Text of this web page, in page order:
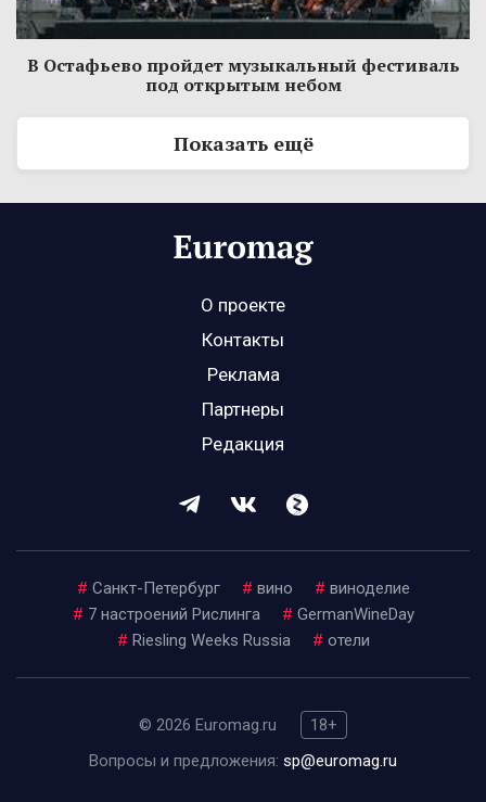
В Остафьево пройдет музыкальный фестиваль
под открытым небом
Показать ещё
О проекте
Контакты
Реклама
Партнеры
Редакция
# Санкт-Петербург # вино # виноделие
# 7 настроений Рислинга # GermanWineDay
# Riesling Weeks Russia # отели
© 2026 Euromag.ru
18+
Вопросы и предложения: sp@euromag.ru